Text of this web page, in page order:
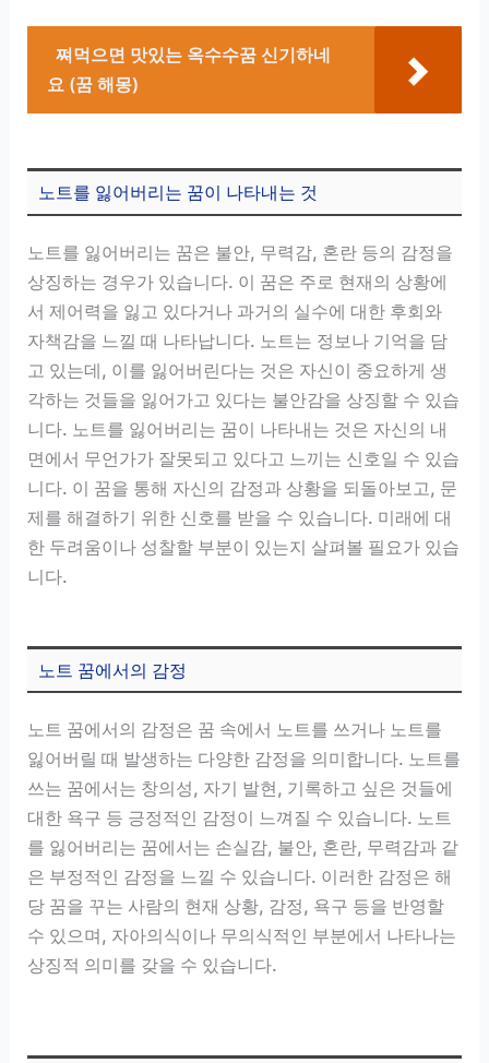
쪄먹으면 맛있는 옥수수꿈 신기하네
요 (꿈 해몽)
노트를 잃어버리는 꿈이 나타내는 것
노트를 잃어버리는 꿈은 불안, 무력감, 혼란 등의 감정을
상징하는 경우가 있습니다. 이 꿈은 주로 현재의 상황에
서 제어력을 잃고 있다거나 과거의 실수에 대한 후회와
자책감을 느낄 때 나타납니다. 노트는 정보나 기억을 담
고 있는데, 이를 잃어버린다는 것은 자신이 중요하게 생
각하는 것들을 잃어가고 있다는 불안감을 상징할 수 있습
니다. 노트를 잃어버리는 꿈이 나타내는 것은 자신의 내
면에서 무언가가 잘못되고 있다고 느끼는 신호일 수 있습
니다. 이 꿈을 통해 자신의 감정과 상황을 되돌아보고, 문
제를 해결하기 위한 신호를 받을 수 있습니다. 미래에 대
한 두려움이나 성찰할 부분이 있는지 살펴볼 필요가 있습
니다.
노트 꿈에서의 감정
노트 꿈에서의 감정은 꿈 속에서 노트를 쓰거나 노트를
잃어버릴 때 발생하는 다양한 감정을 의미합니다. 노트를
쓰는 꿈에서는 창의성, 자기 발현, 기록하고 싶은 것들에
대한 욕구 등 긍정적인 감정이 느껴질 수 있습니다. 노트
를 잃어버리는 꿈에서는 손실감, 불안, 혼란, 무력감과 같
은 부정적인 감정을 느낄 수 있습니다. 이러한 감정은 해
당 꿈을 꾸는 사람의 현재 상황, 감정, 욕구 등을 반영할
수 있으며, 자아의식이나 무의식적인 부분에서 나타나는
상징적 의미를 갖을 수 있습니다.